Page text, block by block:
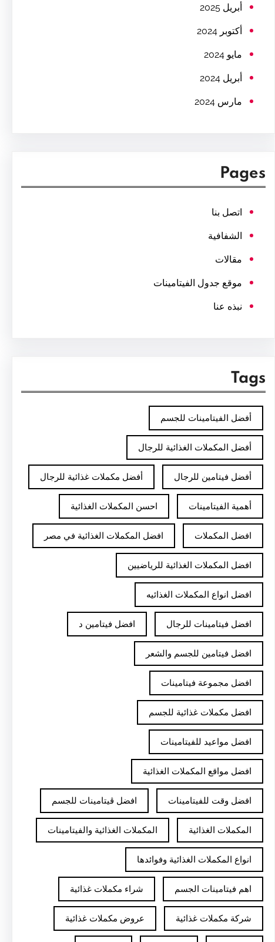
أبريل 2025
أكتوبر 2024
مايو 2024
أبريل 2024
مارس 2024
Pages
اتصل بنا
الشفافية
مقالات
موقع جدول الفيتامينات
نبذه عنا
Tags
أفضل الفيتامينات للجسم
أفضل المكملات الغذائية للرجال
أفضل فيتامين للرجال أفضل مكملات غذائية للرجال
أهمية الفيتامينات احسن المكملات الغذائية
افضل المكملات افضل المكملات الغذائية في مصر
افضل المكملات الغذائية للرياضيين
افضل انواع المكملات الغذائيه
افضل فيتامينات للرجال افضل فيتامين د
افضل فيتامين للجسم والشعر
افضل مجموعة فيتامينات
افضل مكملات غذائية للجسم
افضل مواعيد للفيتامينات
افضل مواقع المكملات الغذائية
افضل وقت للفيتامينات افضل ڤيتامينات للجسم
المكملات الغذائية المكملات الغذائية والفيتامينات
انواع المكملات الغذائية وفوائدها
اهم فيتامينات الجسم شراء مكملات غذائية
شركة مكملات غذائية عروض مكملات غذائية